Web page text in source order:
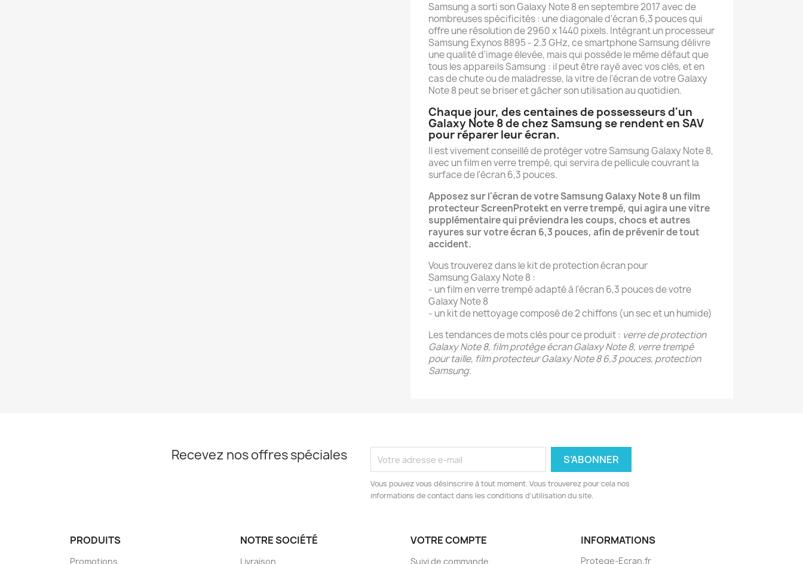
Samsung a sorti son Galaxy Note 8 en septembre 2017 avec de
nombreuses spécificités : une diagonale d'écran 6,3 pouces qui
offre une résolution de 2960 x 1440 pixels. Intégrant un processeur
Samsung Exynos 8895 - 2.3 GHz, ce smartphone Samsung délivre
une qualité d'image élevée, mais qui possède le même défaut que
tous les appareils Samsung : il peut être rayé avec vos clés, et en
cas de chute ou de maladresse, la vitre de l'écran de votre Galaxy
Note 8 peut se briser et gâcher son utilisation au quotidien.
Chaque jour, des centaines de possesseurs d'un
Galaxy Note 8 de chez Samsung se rendent en SAV
pour réparer leur écran.
Il est vivement conseillé de protéger votre Samsung Galaxy Note 8,
avec un film en verre trempé, qui servira de pellicule couvrant la
surface de l'écran 6,3 pouces.
Apposez sur l'écran de votre Samsung Galaxy Note 8 un film
protecteur ScreenProtekt en verre trempé, qui agira une vitre
supplémentaire qui préviendra les coups, chocs et autres
rayures sur votre écran 6,3 pouces, afin de prévenir de tout
accident.
Vous trouverez dans le kit de protection écran pour
Samsung Galaxy Note 8 :
- un film en verre trempé adapté à l'écran 6,3 pouces de votre
Galaxy Note 8
- un kit de nettoyage composé de 2 chiffons (un sec et un humide)
Les tendances de mots clés pour ce produit : verre de protection
Galaxy Note 8, film protège écran Galaxy Note 8, verre trempé
pour taille, film protecteur Galaxy Note 8 6,3 pouces, protection
Samsung.
Recevez nos offres spéciales
Vous pouvez vous désinscrire à tout moment. Vous trouverez pour cela nos
informations de contact dans les conditions d'utilisation du site.
PRODUITS
Promotions
NOTRE SOCIÉTÉ
Livraison
VOTRE COMPTE
Suivi de commande
INFORMATIONS
Protege-Ecran.fr